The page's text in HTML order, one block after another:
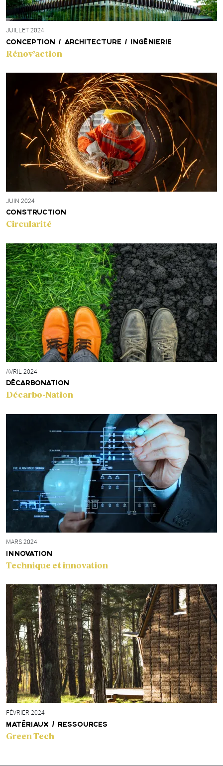
JUILLET 2024
CONCEPTION / ARCHITECTURE / INGÉNIERIE
Rénov’action
JUIN 2024
CONSTRUCTION
Circularité
AVRIL 2024
DÉCARBONATION
Décarbo-Nation
MARS 2024
INNOVATION
Technique et innovation
FÉVRIER 2024
MATÉRIAUX / RESSOURCES
Green Tech